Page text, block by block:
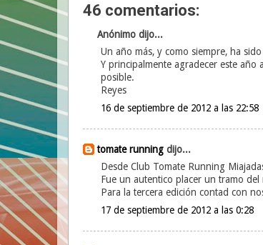
46 comentarios:
Anónimo dijo...
Un año más, y como siempre, ha
Y principalmente agradecer este
posible.
Reyes
16 de septiembre de 2012 a las 22:58
tomate runningdijo...
Desde Club Tomate Running
Fue un autentico placer un tramo del
Para la tercera edición contad con
17 de septiembre de 2012 a las 0:28